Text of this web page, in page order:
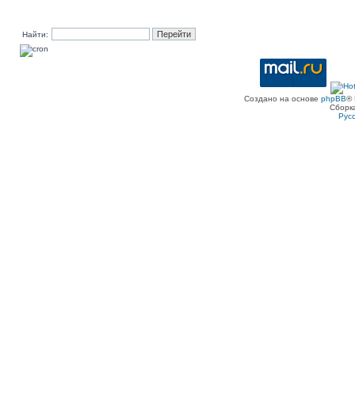
Найти:
Создано на основе phpBB®